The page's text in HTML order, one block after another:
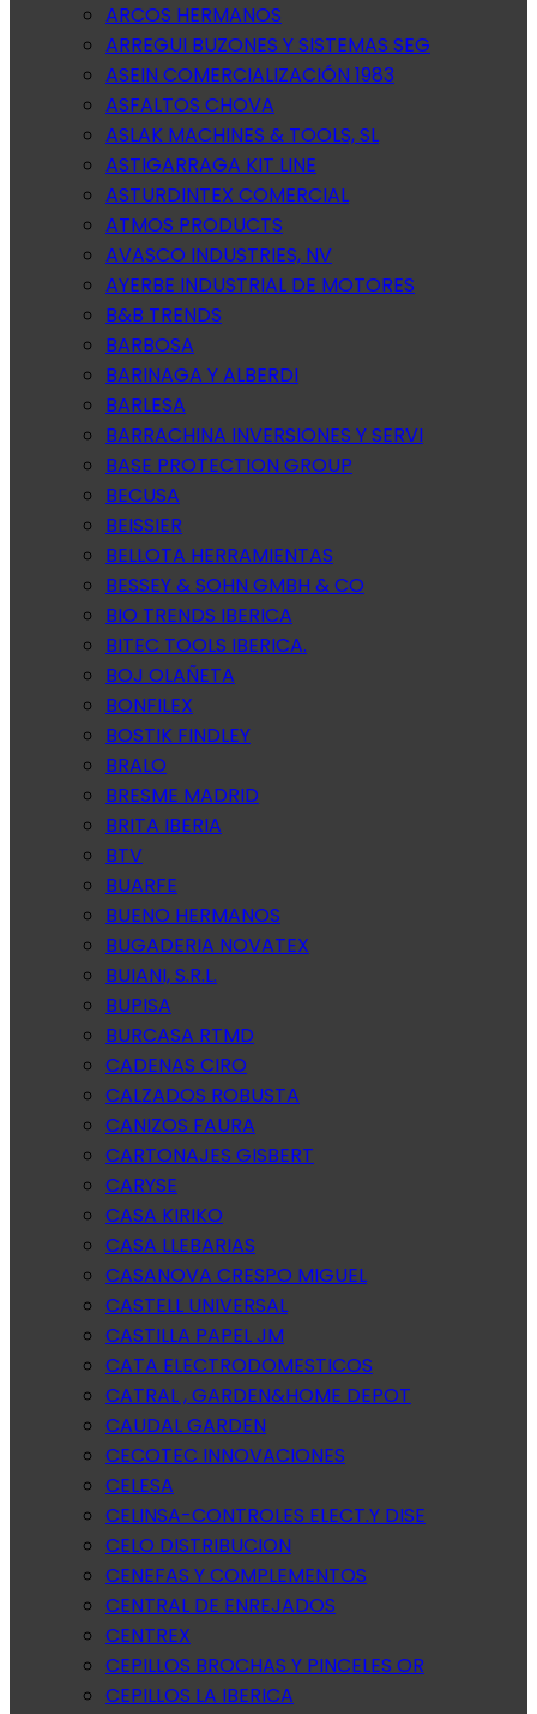
ARCOS HERMANOS
ARREGUI BUZONES Y SISTEMAS SEG
ASEIN COMERCIALIZACIÓN 1983
ASFALTOS CHOVA
ASLAK MACHINES & TOOLS, SL
ASTIGARRAGA KIT LINE
ASTURDINTEX COMERCIAL
ATMOS PRODUCTS
AVASCO INDUSTRIES, NV
AYERBE INDUSTRIAL DE MOTORES
B&B TRENDS
BARBOSA
BARINAGA Y ALBERDI
BARLESA
BARRACHINA INVERSIONES Y SERVI
BASE PROTECTION GROUP
BECUSA
BEISSIER
BELLOTA HERRAMIENTAS
BESSEY & SOHN GMBH & CO
BIO TRENDS IBERICA
BITEC TOOLS IBERICA.
BOJ OLAÑETA
BONFILEX
BOSTIK FINDLEY
BRALO
BRESME MADRID
BRITA IBERIA
BTV
BUARFE
BUENO HERMANOS
BUGADERIA NOVATEX
BUIANI, S.R.L.
BUPISA
BURCASA RTMD
CADENAS CIRO
CALZADOS ROBUSTA
CANIZOS FAURA
CARTONAJES GISBERT
CARYSE
CASA KIRIKO
CASA LLEBARIAS
CASANOVA CRESPO MIGUEL
CASTELL UNIVERSAL
CASTILLA PAPEL JM
CATA ELECTRODOMESTICOS
CATRAL , GARDEN&HOME DEPOT
CAUDAL GARDEN
CECOTEC INNOVACIONES
CELESA
CELINSA-CONTROLES ELECT.Y DISE
CELO DISTRIBUCION
CENEFAS Y COMPLEMENTOS
CENTRAL DE ENREJADOS
CENTREX
CEPILLOS BROCHAS Y PINCELES OR
CEPILLOS LA IBERICA